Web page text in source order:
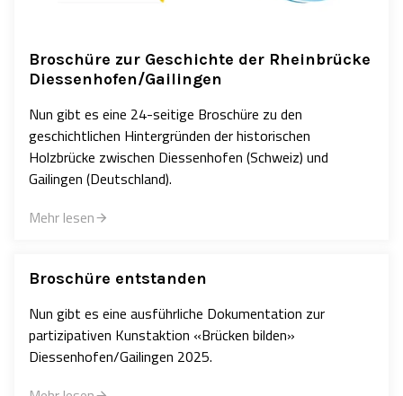
Broschüre zur Geschichte der Rheinbrücke
Diessenhofen/Gailingen
Nun gibt es eine 24-seitige Broschüre zu den
geschichtlichen Hintergründen der historischen
Holzbrücke zwischen Diessenhofen (Schweiz) und
Gailingen (Deutschland).
Mehr lesen
Broschüre entstanden
Nun gibt es eine ausführliche Dokumentation zur
partizipativen Kunstaktion «Brücken bilden»
Diessenhofen/Gailingen 2025.